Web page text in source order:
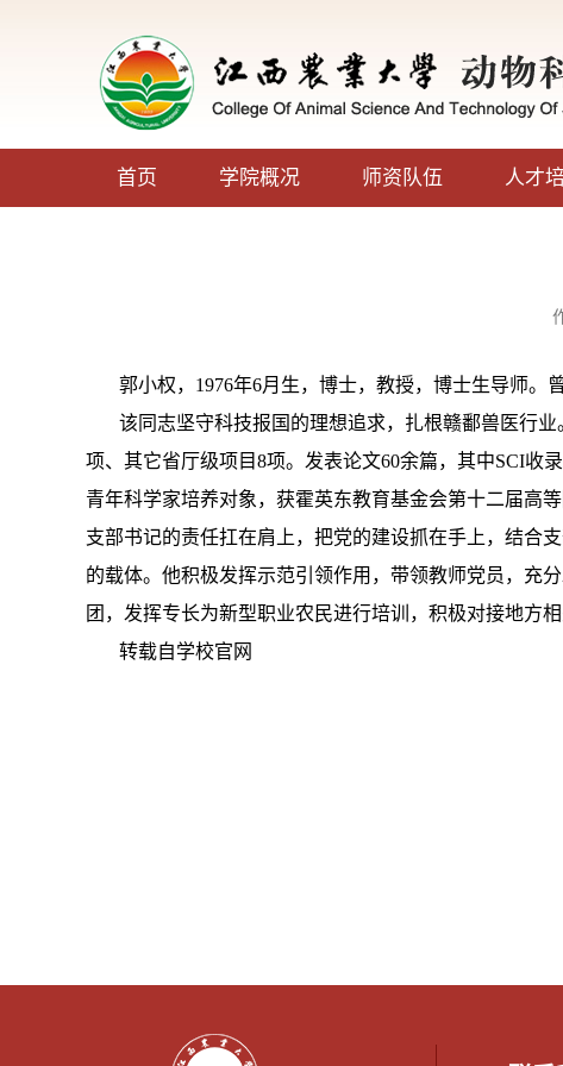
首页 学院概况 师资队伍 人才
郭小权， 1976年6月生，博士，教授，博士生导师。
该同志坚守科技报国的理想追求，扎根赣鄱兽医行
项、其它省厅级项目8项。发表论文60余篇，其中SCI收录
青年科学家培养对象，获霍英东教育基金会第十二届高
支部书记的责任扛在肩上，把党的建设抓在手上，结合
的载体。他积极发挥示范引领作用，带领教师党员，充
团，发挥专长为新型职业农民进行培训，积极对接地方
转载自学校官网